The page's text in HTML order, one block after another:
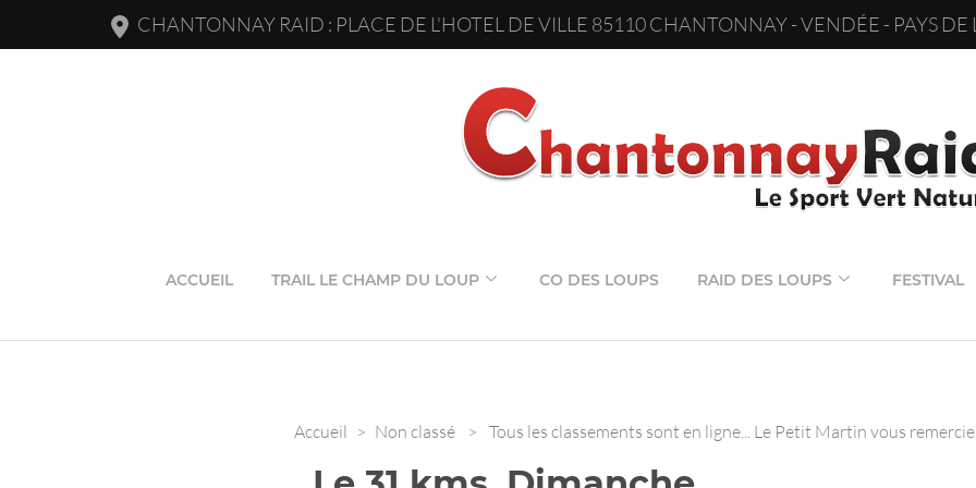
CHANTONNAY RAID : PLACE DE L'HOTEL DE VILLE 85110 CHANTONNAY - VENDÉE - PAYS DE
ACCUEIL TRAIL LE CHAMP DU LOUP CO DES LOUPS RAID DES LOUPS FESTIVAL
Accueil > Non classé > Tous les classements sont en ligne... Le Petit Martin vous remercie